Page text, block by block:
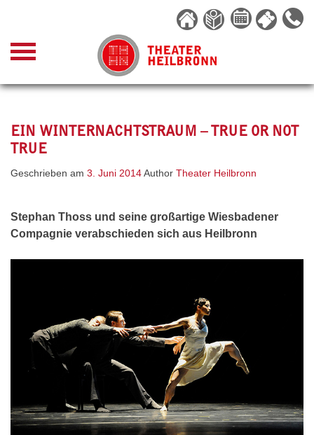
content
EIN WINTERNACHTSTRAUM – TRUE OR NOT
TRUE
Geschrieben am 3. Juni 2014Author Theater Heilbronn
Stephan Thoss und seine großartige Wiesbadener
Compagnie verabschieden sich aus Heilbronn